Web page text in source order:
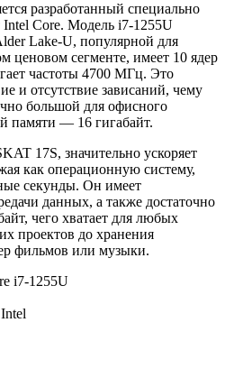
разработанный специально
Intel Core. Модель i7-1255U
Lake-U, популярной для
ценовом сегменте, имеет 10 ядер
частоты 4700 МГц. Это
и отсутствие зависаний, чему
большой для офисного
памяти — 16 гигабайт.
17S, значительно ускоряет
как операционную систему,
секунды. Он имеет
данных, а также достаточно
чего хватает для любых
проектов до хранения
фильмов или музыки.
i7-1255U
Intel